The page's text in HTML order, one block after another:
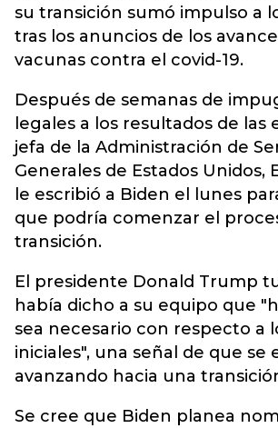
su transición sumó impulso a
tras los anuncios de los
vacunas contra el covid-19.
Después de semanas de
legales a los resultados de las
jefa de la Administración de
Generales de Estados Unidos,
le escribió a Biden el lunes
que podría comenzar el
transición.
El presidente Donald Trump
había dicho a su equipo que
sea necesario con respecto a
iniciales", una señal de que se
avanzando hacia una
Se cree que Biden planea